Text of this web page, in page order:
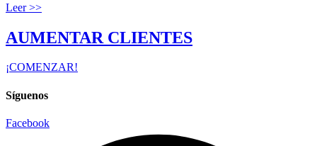
Leer >>
AUMENTAR CLIENTES
¡COMENZAR!
Síguenos
Facebook